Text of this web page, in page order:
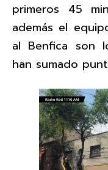
primeros 45
además el
al Benfica son
han sumado